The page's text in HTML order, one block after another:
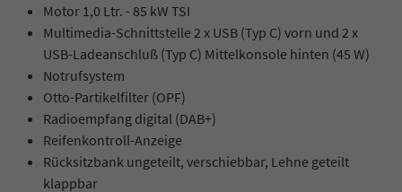
Motor 1,0 Ltr. - 85 kW TSI
Multimedia-Schnittstelle 2 x USB (Typ C) vorn und 2 x
USB-Ladeanschluß (Typ C) Mittelkonsole hinten (45 W)
Notrufsystem
Otto-Partikelfilter (OPF)
Radioempfang digital (DAB+)
Reifenkontroll-Anzeige
Rücksitzbank ungeteilt, verschiebbar, Lehne geteilt
klappbar